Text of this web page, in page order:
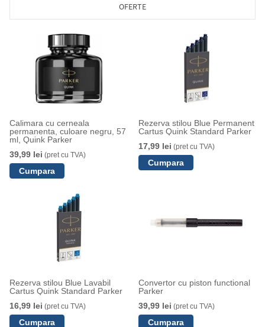
OFERTE
Calimara cu cerneala
permanenta, culoare negru, 57
ml, Quink Parker
39,99 lei (pret cu TVA)
Rezerva stilou Blue Permanent
Cartus Quink Standard Parker
17,99 lei (pret cu TVA)
Rezerva stilou Blue Lavabil
Cartus Quink Standard Parker
16,99 lei (pret cu TVA)
Convertor cu piston functional
Parker
39,99 lei (pret cu TVA)